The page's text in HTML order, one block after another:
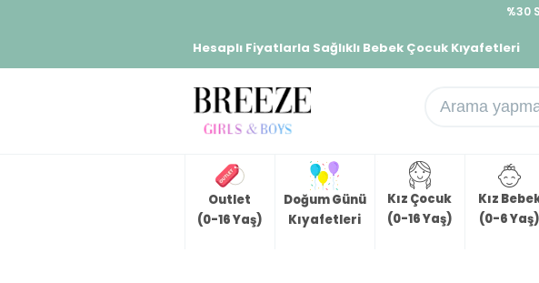
Hesaplı Fiyatlarla Sağlıklı Bebek Çocuk Kıyafetleri
Outlet
(0-16 Yaş)
Doğum Günü
Kıyafetleri
Kız Çocuk
(0-16 Yaş)
Kız
(0-6 Yaş)